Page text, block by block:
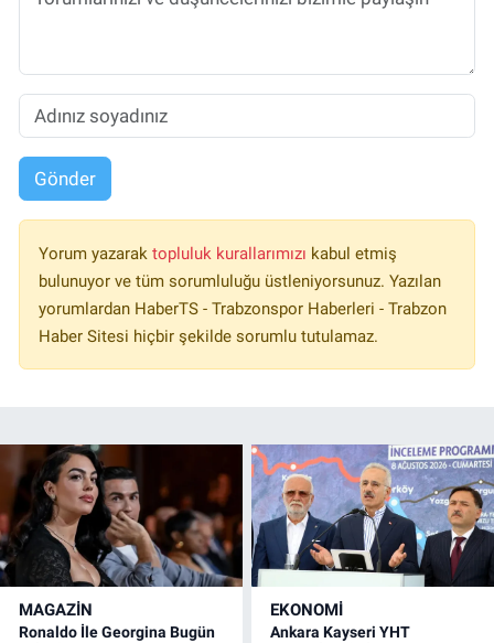
Gönder
Yorum yazarak topluluk kurallarımızı kabul etmiş
bulunuyor ve tüm sorumluluğu üstleniyorsunuz. Yazılan
yorumlardan HaberTS - Trabzonspor Haberleri - Trabzon
Haber Sitesi hiçbir şekilde sorumlu tutulamaz.
MAGAZİN
Ronaldo İle Georgina Bugün
EKONOMİ
Ankara Kayseri YHT